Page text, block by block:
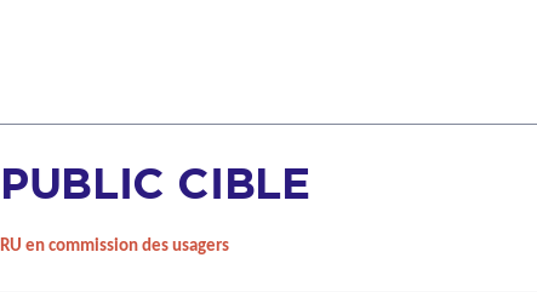
PUBLIC CIBLE
RU en commission des usagers